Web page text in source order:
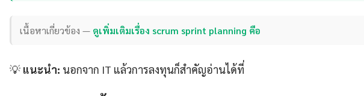
เนื้อหาเกี่ยวข้อง — ดูเพิ่มเติมเรื่อง scrum sprint planning คือ
💡 แนะนำ: นอกจาก IT แล้วการลงทุนก็สำคัญอ่านได้ที่